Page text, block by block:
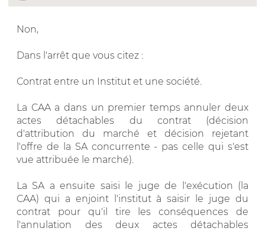
Non,
Dans l'arrêt que vous citez :
Contrat entre un Institut et une société.
La CAA a dans un premier temps annuler deux
actes détachables du contrat (décision
d'attribution du marché et décision rejetant
l'offre de la SA concurrente - pas celle qui s'est
vue attribuée le marché).
La SA a ensuite saisi le juge de l'exécution (la
CAA) qui a enjoint l'institut à saisir le juge du
contrat pour qu'il tire les conséquences de
l'annulation des deux actes détachables